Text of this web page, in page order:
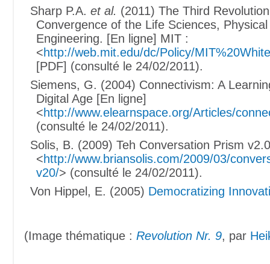
Sharp P.A. et al. (2011) The Third
Convergence of the Life Sciences,
Engineering. [En ligne] MIT :
<http://web.mit.edu/dc/Policy/
[PDF] (consulté le 24/02/2011).
Siemens, G. (2004) Connectivism: A
Digital Age [En ligne]
<http://www.elearnspace.org/Articles/
(consulté le 24/02/2011).
Solis, B. (2009) Teh Conversation Prism
<http://www.briansolis.com/2009/03/
v20/> (consulté le 24/02/2011).
Von Hippel, E. (2005) Democratizing
(Image thématique : Revolution Nr. 9, par